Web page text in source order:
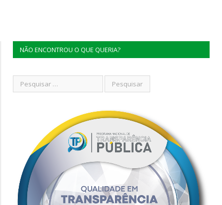
NÃO ENCONTROU O QUE QUERIA?